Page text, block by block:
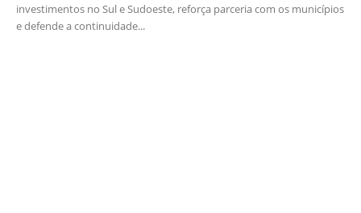
investimentos no Sul e Sudoeste, reforça parceria com os municípios
e defende a continuidade...